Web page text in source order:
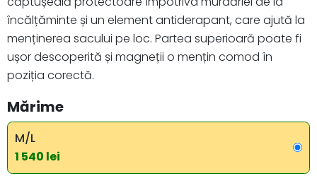
încălțăminte și un element antiderapant, care ajută la
menținerea sacului pe loc. Partea superioară poate fi
ușor descoperită și magneții o mențin comod în
poziția corectă.
Mărime
M/L
1 540 lei